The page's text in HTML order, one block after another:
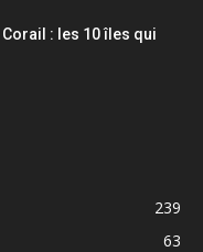
: les 10 îles qui
239
63